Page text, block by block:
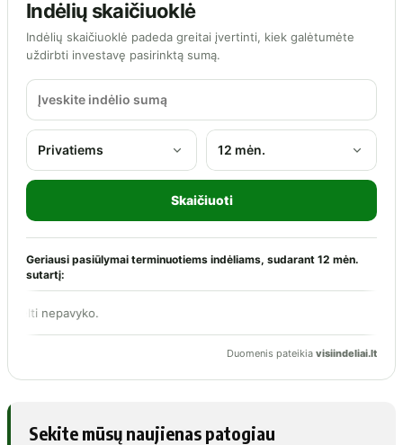
Sekite mūsų naujienas patogiau